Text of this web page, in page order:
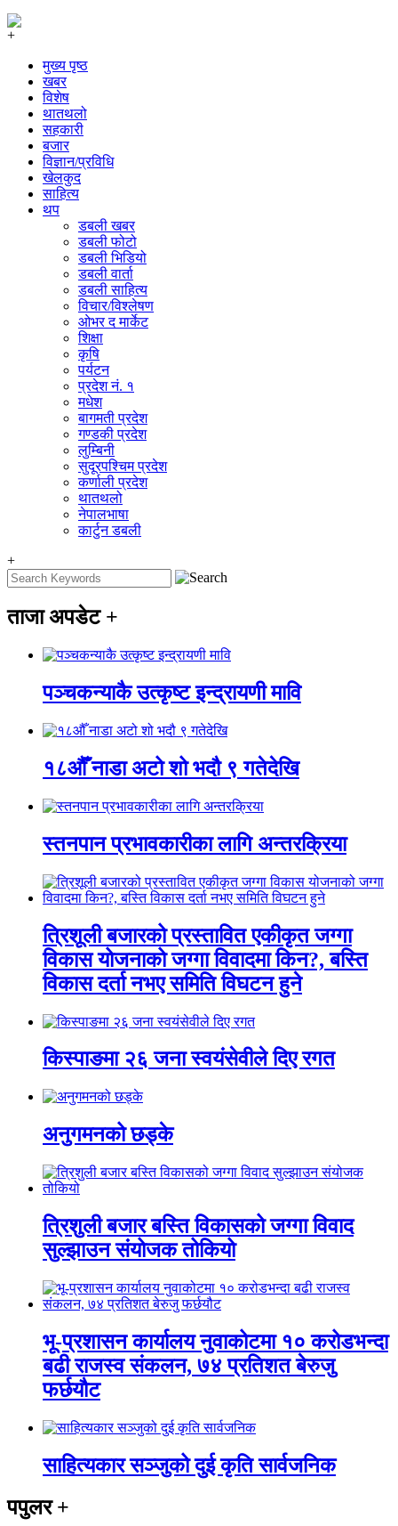
+
मुख्य पृष्ठ
खबर
विशेष
थातथलो
सहकारी
बजार
विज्ञान/प्रविधि
खेलकुद
साहित्य
थप
डबली खबर
डबली फोटो
डबली भिडियो
डबली वार्ता
डबली साहित्य
विचार/विश्‍लेषण
ओभर द मार्केट
शिक्षा
कृषि
पर्यटन
प्रदेश नं. १
मधेश
बागमती प्रदेश
गण्डकी प्रदेश
लुम्बिनी
सुदूरपश्चिम प्रदेश
कर्णाली प्रदेश
थातथलो
नेपालभाषा
कार्टुन डबली
+
ताजा अपडेट +
पञ्चकन्याकै उत्कृष्ट इन्द्रायणी मावि
१८औँ नाडा अटो शो भदौ ९ गतेदेखि
स्तनपान प्रभावकारीका लागि अन्तरक्रिया
त्रिशूली बजारको प्रस्तावित एकीकृत जग्गा
विकास योजनाको जग्गा विवादमा किन?, बस्ति
विकास दर्ता नभए समिति विघटन हुने
किस्पाङमा २६ जना स्वयंसेवीले दिए रगत
अनुगमनको छड्के
त्रिशुली बजार बस्ति विकासको जग्गा विवाद
सुल्झाउन संयोजक तोकियो
भू-प्रशासन कार्यालय नुवाकोटमा १० करोडभन्दा
बढी राजस्व संकलन, ७४ प्रतिशत बेरुजु
फर्छयौट
साहित्यकार सञ्जुको दुई कृति सार्वजनिक
पपुलर+